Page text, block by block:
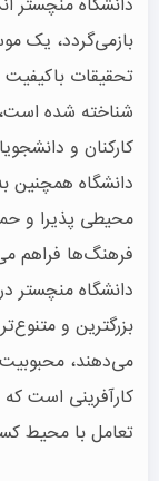
بازمی‌گردد، یک
تحقیقات
کارکنان و
دانشگاه همچنین
محیطی پذیرا و
فرهنگ‌ها فراهم
دانشگاه منچستر
بزرگترین و
می‌دهند،
کارآفرینی است
تعامل با محیط